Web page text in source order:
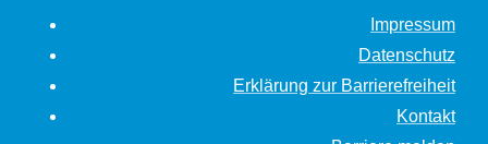
Impressum
Datenschutz
Erklärung zur Barrierefreiheit
Kontakt